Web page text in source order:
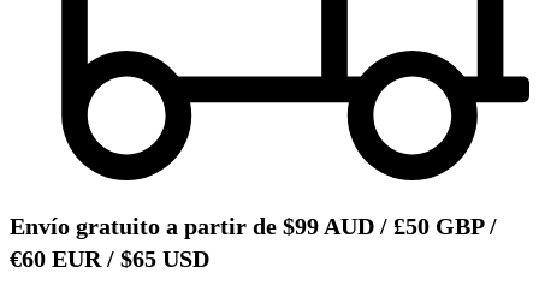
Envío gratuito a partir de $99 AUD / £50 GBP /
€60 EUR / $65 USD